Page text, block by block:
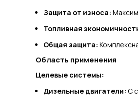
Защита от износа:
Топливная
Общая защита:
Область применения
Целевые системы:
Дизельные двигатели: С